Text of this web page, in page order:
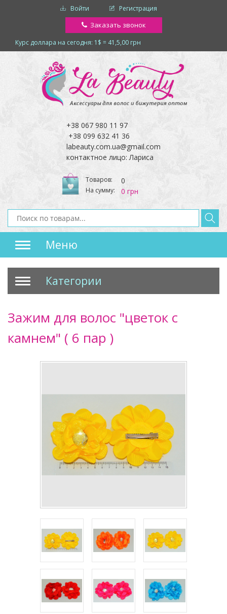
Войти Регистрация
Заказать звонок
Курс доллара на сегодня: 1$ = 41,5,00 грн
+38 067 980 11 97
+38 099 632 41 36
labeauty.com.ua@gmail.com
контактное лицо: Лариса
Товаров: 0
На сумму: 0 грн
Меню
Категории
Зажим для волос "цветок с
камнем" ( 6 пар )